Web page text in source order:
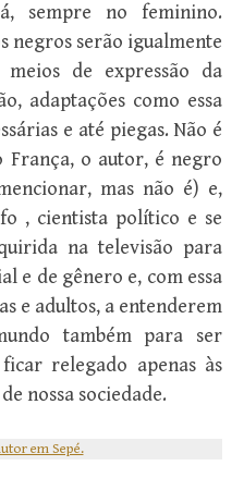
sempre no feminino.
negros serão igualmente
de expressão da
adaptações como essa
e até piegas. Não é
França, o autor, é negro
mas não é) e,
, cientista político e se
na televisão para
e de gênero e, com essa
e adultos, a entenderem
também para ser
relegado apenas às
nossa sociedade.
em Sepé.